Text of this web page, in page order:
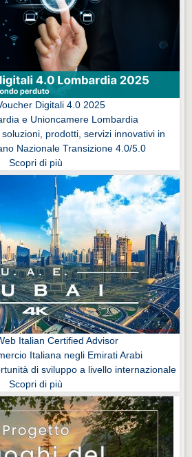
Digitali 4.0 2025
e Unioncamere Lombardia
prodotti, servizi innovativi in
Nazionale Transizione 4.0/5.0
Scopri di più
Italian Certified Advisor
Italiana negli Emirati Arabi
di sviluppo a livello internazionale
Scopri di più